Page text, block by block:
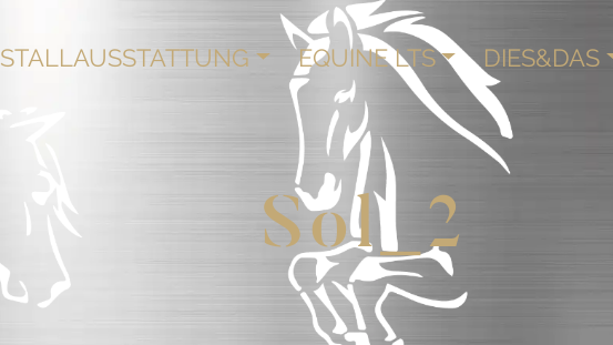
STALLAUSSTATTUNG EQUINE LTS DIES&DAS
Sol_2